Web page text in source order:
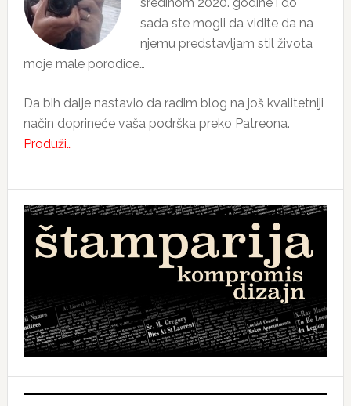
sada ste mogli da vidite da na
njemu predstavljam stil života
moje male porodice…
Da bih dalje nastavio da radim blog na još kvalitetniji
način doprineće vaša podrška preko Patreona.
Produži…